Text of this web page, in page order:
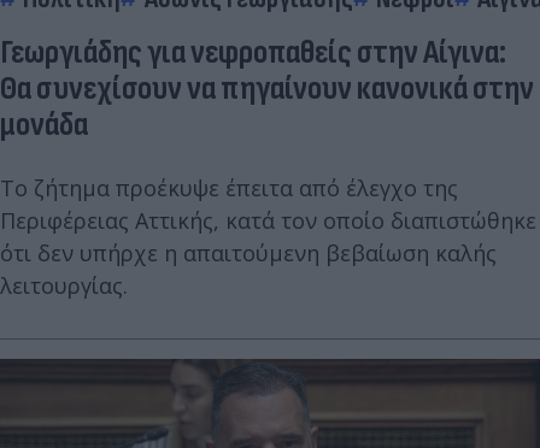
Γεωργιάδης για νεφροπαθείς στην Αίγινα:
Θα συνεχίσουν να πηγαίνουν κανονικά στην
μονάδα
Το ζήτημα προέκυψε έπειτα από έλεγχο της
Περιφέρειας Αττικής, κατά τον οποίο διαπιστώθηκε
ότι δεν υπήρχε η απαιτούμενη βεβαίωση καλής
λειτουργίας.